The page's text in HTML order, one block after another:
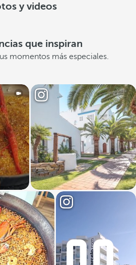
y videos
que inspiran
momentos más especiales.